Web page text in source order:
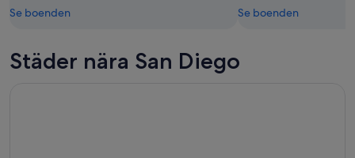
Se boenden
Se boenden
Städer nära San Diego